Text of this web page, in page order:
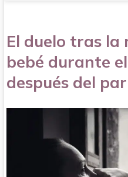
El duelo tras la
bebé durante
después del